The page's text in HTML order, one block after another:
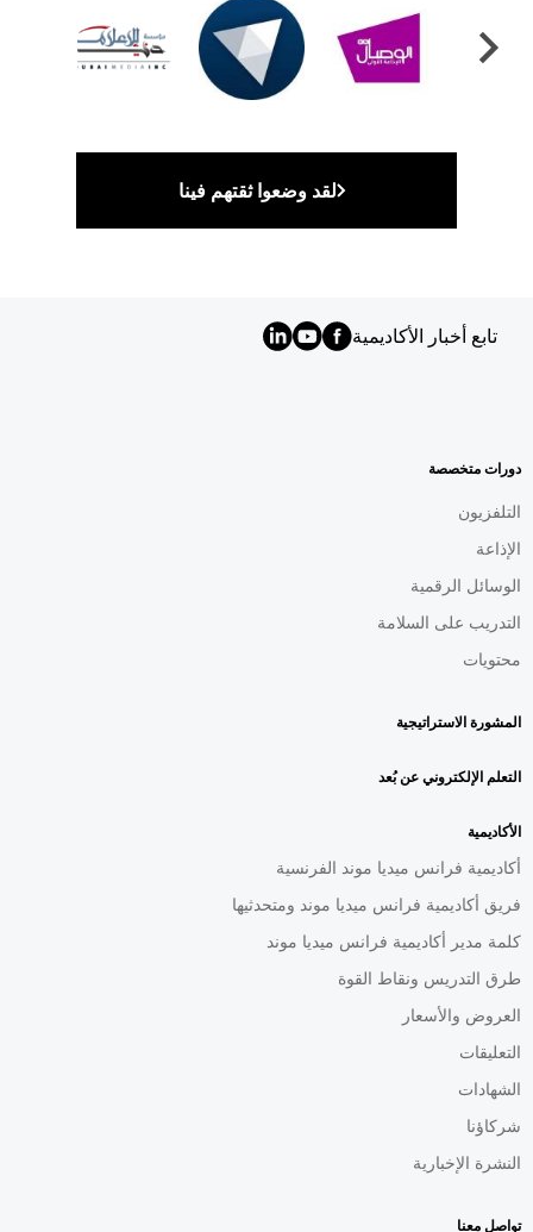
لقد وضعوا ثقتهم فينا
تابع أخبار الأكاديمية
AR
دورات متخصصة
التلفزيون
الإذاعة
الوسائل الرقمية
التدريب على السلامة
محتويات
المشورة الاستراتيجية
التعلم الإلكتروني عن بُعد
الأكاديمية
أكاديمية فرانس ميديا موند الفرنسية
فريق أكاديمية فرانس ميديا موند ومتحدثيها
كلمة مدير أكاديمية فرانس ميديا موند
طرق التدريس ونقاط القوة
العروض والأسعار
التعليقات
الشهادات
شركاؤنا
النشرة الإخبارية
تواصل معنا